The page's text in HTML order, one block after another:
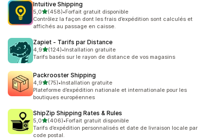
Intuitive Shipping
5,0étoile(s) sur 5
(458)
458 avis au total
•Forfait gratuit disponible
Contrôlez la façon dont les frais d’expédition sont calculés et
affichés au passage en caisse.
Zapiet ‑ Tarifs par Distance
4,9étoile(s) sur 5
(124)
124 avis au total
•Installation gratuite
Tarifs basés sur le rayon de distance de vos magasins
Packrooster Shipping
4,9étoile(s) sur 5
(75)
75 avis au total
•Installation gratuite
Plateforme d’expédition nationale et internationale pour les
boutiques européennes
ShipZip Shipping Rates & Rules
5,0étoile(s) sur 5
(406)
406 avis au total
•Forfait gratuit disponible
Tarifs d’expédition personnalisés et date de livraison locale par
code postal.